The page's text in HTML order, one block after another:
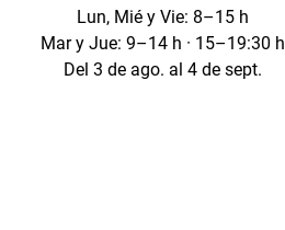
Lun, Mié y Vie: 8–15 h
Mar y Jue: 9–14 h · 15–19:30 h
Del 3 de ago. al 4 de sept.